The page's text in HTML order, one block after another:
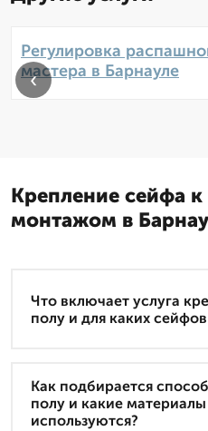
Регулировка
мастера в Барнауле
‹
Крепление сейфа
монтажом в
Что включает услуга
полу и для каких
Как подбирается
полу и какие
используются?